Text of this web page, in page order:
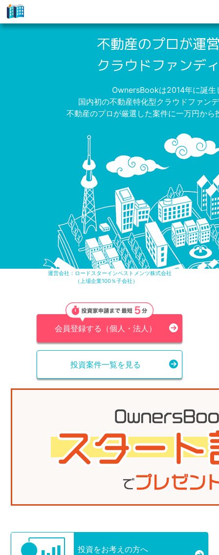
ク
投
OwnersBook
不動産のプロが運
クラウドファンデ
OwnersBookは2014年に誕生
国内初の不動産特化型クラウドファン
不動産のプロが厳選した案件に一万円から
運営会社： ロードスターインベストメンツ株式会社
（上場企業100％子会社）
会員登録する （個人・法人）
投資案件一覧を見る
投資をお考えの方へ